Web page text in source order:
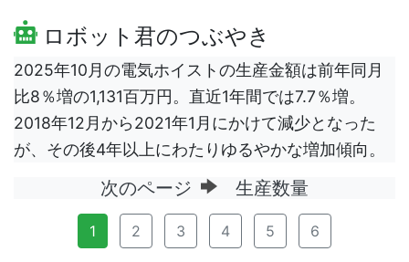
ロボット君のつぶやき
2025年10月の電気ホイストの生産金額は前年同月
比8％増の1,131百万円。直近1年間では7.7％増。
2018年12月から2021年1月にかけて減少となった
が、その後4年以上にわたりゆるやかな増加傾向。
次のページ 生産数量
1 2 3 4 5 6